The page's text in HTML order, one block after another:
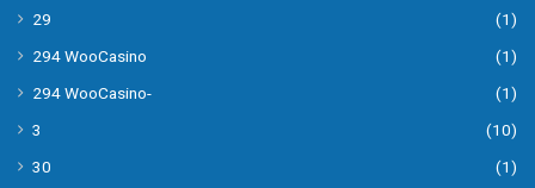
29
(1)
294 WooCasino
(1)
294 WooCasino-
(1)
3
(10)
30
(1)